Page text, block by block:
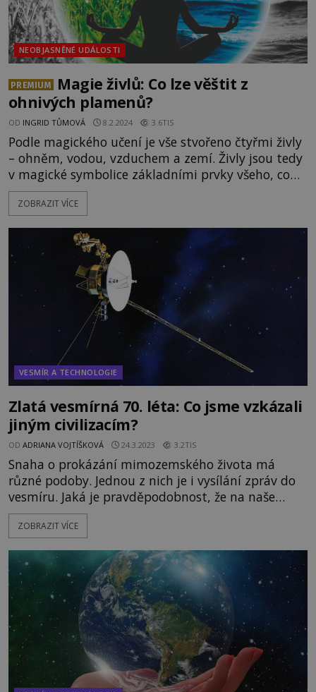
NEOBJASNĚNÉ UDÁLOSTI
PREMIUM
Magie živlů: Co lze věštit z
ohnivých plamenů?
OD INGRID TŮMOVÁ 8.2.2024 3.6TIS
Podle magického učení je vše stvořeno čtyřmi živly
– ohněm, vodou, vzduchem a zemí. Živly jsou tedy
v magické symbolice základními prvky všeho, co
existuje. Podívejte se s ENIGMOU, co je na práci s
živly tak fascinujícího, a vyzkoušejte si některé
magii praktikují, se věnují přímo živlové magii,
nejde tyto stavební prvky v souvislost
ZOBRAZIT VÍCE
VESMÍR A TECHNOLOGIE
Zlatá vesmírná 70. léta: Co jsme vzkázali
jiným civilizacím?
OD ADRIANA VOJTÍŠKOVÁ 24.3.2023 3.2TIS
Snaha o prokázání mimozemského života má
různé podoby. Jednou z nich je i vysílání zpráv do
vesmíru. Jaká je pravděpodobnost, že na naše
signály zareagují mimozemšťané? EnigmaPlus.cz
vám představí tři signály vyslané do vesmíru v 70.
Poloha Země a podoba člověka Datum vyslání:
1972 a 1973
ZOBRAZIT VÍCE